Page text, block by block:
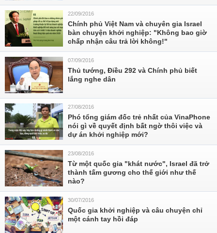
22/09/2016
Chính phủ Việt Nam và chuyên gia Israel
bàn chuyện khởi nghiệp: "Không bao giờ
chấp nhận câu trả lời không!"
07/09/2016
Thủ tướng, Điều 292 và Chính phủ biết
lắng nghe dân
27/08/2016
Phó tổng giám đốc trẻ nhất của VinaPhone
nói gì về quyết định bất ngờ thôi việc và
dự án khởi nghiệp mới?
23/08/2016
Từ một quốc gia "khát nước", Israel đã trở
thành tấm gương cho thế giới như thế
nào?
30/07/2016
Quốc gia khởi nghiệp và câu chuyện chỉ
một cánh tay hồi đáp